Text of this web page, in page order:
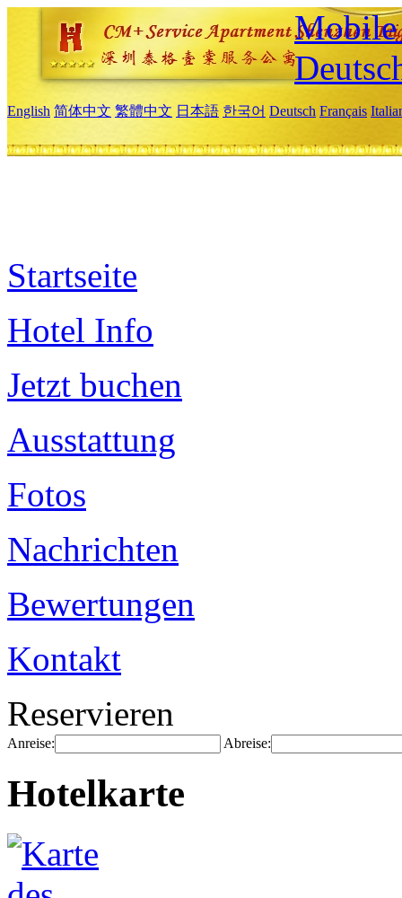
Mobile
English 简体中文 繁體中文 日本語 한국어 Deutsch Français
Startseite
Hotel Info
Jetzt buchen
Ausstattung
Fotos
Nachrichten
Bewertungen
Kontakt
Reservieren
Anreise: Abreise:
Hotelkarte